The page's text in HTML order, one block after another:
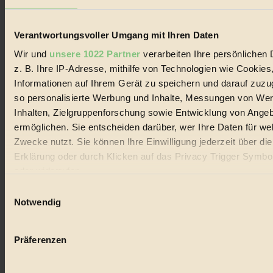
Verantwortungsvoller Umgang mit Ihren Daten
Wir und unsere 1022 Partner verarbeiten Ihre persönlichen
z. B. Ihre IP-Adresse, mithilfe von Technologien wie
Informationen auf Ihrem Gerät zu speichern und darauf
so personalisierte Werbung und Inhalte, Messungen von
Inhalten, Zielgruppenforschung sowie Entwicklung von
ermöglichen. Sie entscheiden darüber, wer Ihre Daten für
Zwecke nutzt. Sie können Ihre Einwilligung jederzeit über
Erklärung oder durch Klicken auf das Privacy Trigger
Wenn Sie es erlauben, würden wir auch gerne:
Ihr Gerät durch aktives Scannen nach bestimmten
Notwendig
Präferenzen
alternativer Energien.
Social Media
22.601 Fans auf Facebook
3.415 Follower auf Twitter
Themen
Bio